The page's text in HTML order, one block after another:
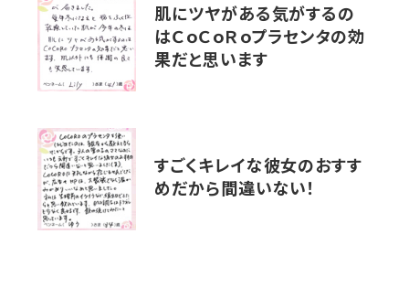
肌にツヤがある気がするの
はＣｏＣｏＲｏプラセンタの効
果だと思います
すごくキレイな彼女のおすす
めだから間違いない！